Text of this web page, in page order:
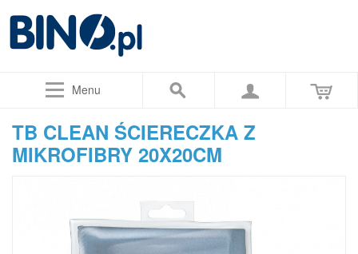
Menu
TB CLEAN ŚCIERECZKA Z
MIKROFIBRY 20X20CM